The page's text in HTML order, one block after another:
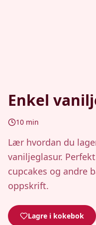
Enkel
10 min
Lær hvordan du
vaniljeglasur.
cupcakes og andre
oppskrift.
Lagre i kokebok